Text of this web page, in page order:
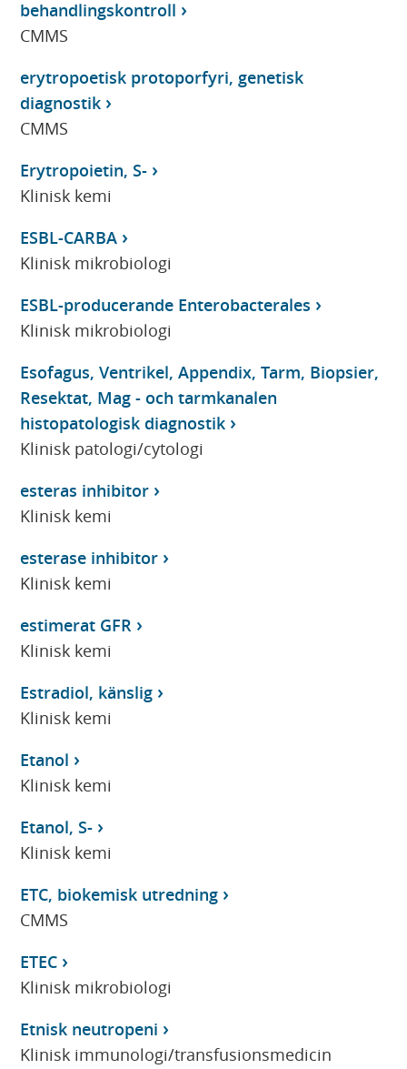
behandlingskontroll
CMMS
erytropoetisk protoporfyri, genetisk
diagnostik
CMMS
Erytropoietin, S-
Klinisk kemi
ESBL-CARBA
Klinisk mikrobiologi
ESBL-producerande Enterobacterales
Klinisk mikrobiologi
Esofagus, Ventrikel, Appendix, Tarm, Biopsier,
Resektat, Mag - och tarmkanalen
histopatologisk diagnostik
Klinisk patologi/cytologi
esteras inhibitor
Klinisk kemi
esterase inhibitor
Klinisk kemi
estimerat GFR
Klinisk kemi
Estradiol, känslig
Klinisk kemi
Etanol
Klinisk kemi
Etanol, S-
Klinisk kemi
ETC, biokemisk utredning
CMMS
ETEC
Klinisk mikrobiologi
Etnisk neutropeni
Klinisk immunologi/transfusionsmedicin